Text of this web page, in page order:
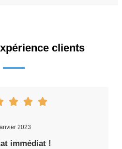
clients
2023
immédiat !